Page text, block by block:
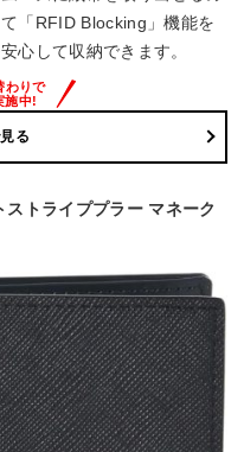
「RFID Blocking」機能を
心して収納できます。
る
トライププラー マネーク